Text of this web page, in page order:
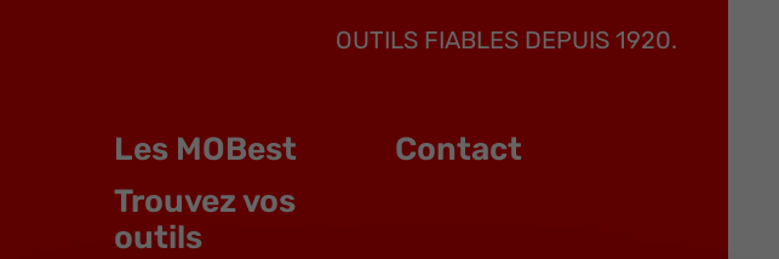
OUTILS FIABLES DEPUIS 1920.
Les MOBest
Trouvez vos
outils
Contact